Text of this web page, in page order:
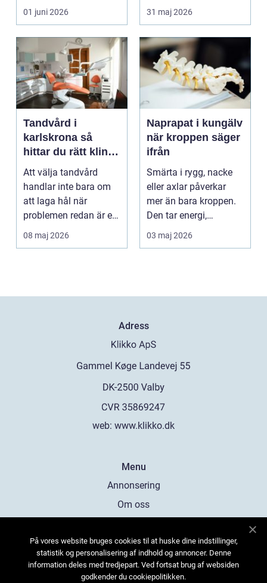
arbetsdagar på hårda
01 juni 2026
och trygghet...
31 maj 2026
Tandvård i
karlskrona så
hittar du rätt klinik
för långsiktig
munhälsa
Att välja tandvård
handlar inte bara om
att laga hål när
problemen redan är ett
faktum. Det handlar ...
08 maj 2026
Naprapat i kungälv
när kroppen säger
ifrån
Smärta i rygg, nacke
eller axlar påverkar
mer än bara kroppen.
Den tar energi,
koncentration och
03 maj 2026
Adress
web: www.klikko.dk
Menu
Annonsering
Om oss
Kontakta oss
Sitemap
På vores website bruges cookies til at huske dine indstillinger,
statistik og personalisering af indhold og annoncer. Denne
information deles med tredjepart. Ved fortsat brug af websiden
godkender du cookiepolitikken.